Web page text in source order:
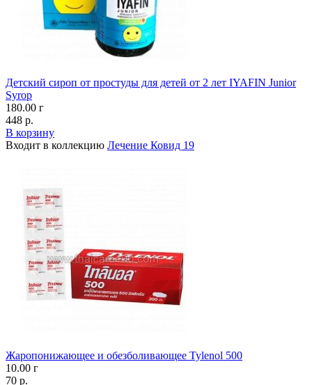
Детский сироп от простуды для детей от 2 лет IYAFIN Junior
Syrop
180.00 г
448 р.
В корзину
Входит в коллекцию Лечение Ковид 19
Жаропонижающее и обезболивающее Tylenol 500
10.00 г
70 р.